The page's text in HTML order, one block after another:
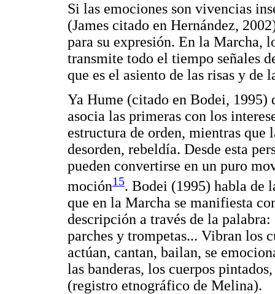
Si las emociones son vivencias
(James citado en Hernández,
para su expresión. En la Marcha,
transmite todo el tiempo señales
que es el asiento de las risas y de
Ya Hume (citado en Bodei, 1995)
asocia las primeras con los
estructura de orden, mientras que
desorden, rebeldía. Desde esta
pueden convertirse en un puro
moción15. Bodei (1995) habla de
que en la Marcha se manifiesta
descripción a través de la
parches y trompetas... Vibran los
actúan, cantan, bailan, se
las banderas, los cuerpos
(registro etnográfico de Melina).